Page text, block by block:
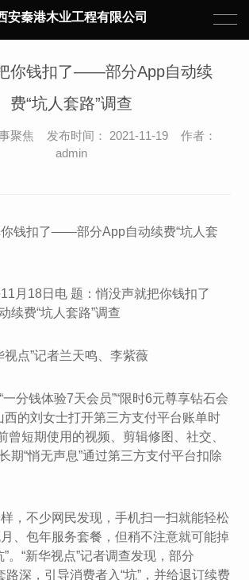
安秦港木业工程有限公司
你钱扣了——部分App自动续
费“坑人套路”调查
聚焦 发布时间： 2021-11-19 作者：
admin
钱扣了——部分App自动续费“坑人套
月18日电 题：悄没声就把你钱扣了
费“坑人套路”调查
视点”记者兰天鸣、李紫薇
一分钱体验7天会员”“限时6元尊享钻石会
的刘女士打开第三方支付平台账单时
曾短期使用的视频、剪辑修图、社交、
期“悄无声息”通过第三方支付平台扣除
，不少网民发现，手机扫一扫就能轻松
、包年服务套餐，但稍不注意就可能掉
。“新华视点”记者调查发现，部分
路深，引导消费者入“坑”，并给退订续费